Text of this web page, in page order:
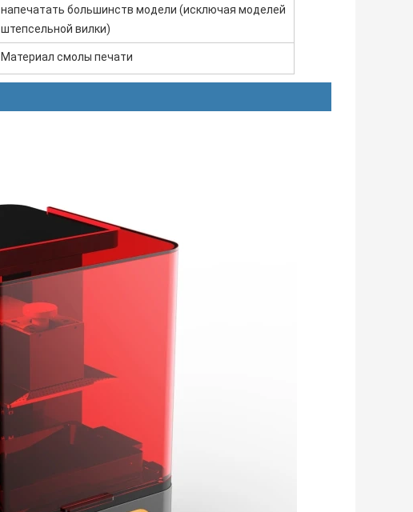
напечатать большинств модели (исключая моделей
штепсельной вилки)
Материал смолы печати